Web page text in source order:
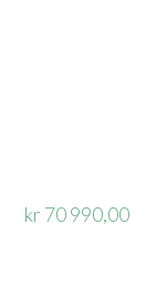
kr 70 990,00